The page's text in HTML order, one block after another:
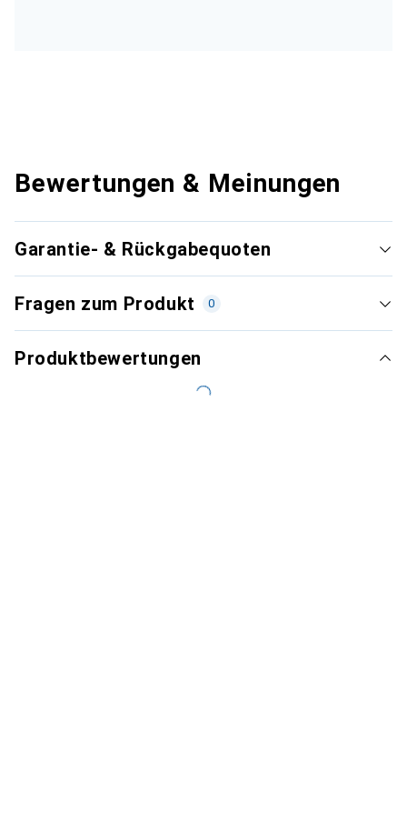
Bewertungen & Meinungen
Garantie- & Rückgabequoten
Fragen zum Produkt 0
Produktbewertungen